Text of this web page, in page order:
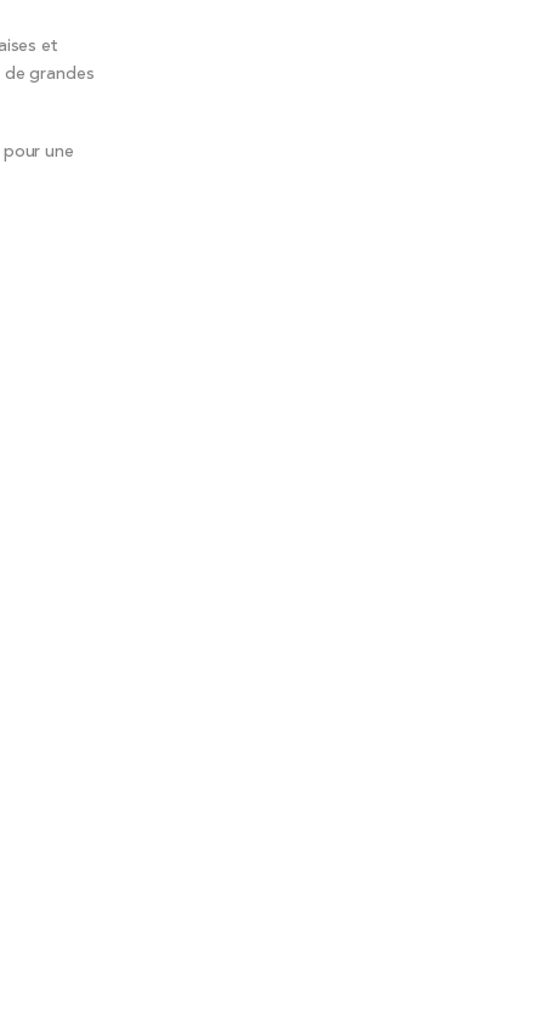
et
grandes
une